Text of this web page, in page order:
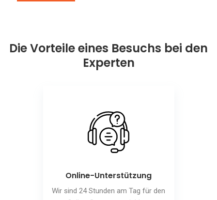
Die Vorteile eines Besuchs bei den
Experten
Online-Unterstützung
Wir sind 24 Stunden am Tag für den